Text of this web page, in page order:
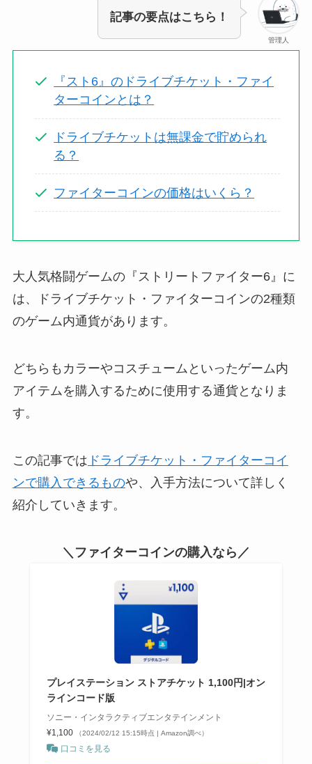
管理人
記事の要点はこちら！
『スト6』のドライブチケット・ファイ
ターコインとは？
ドライブチケットは無課金で貯められ
る？
ファイターコインの価格はいくら？
大人気格闘ゲームの『ストリートファイター6』に
は、ドライブチケット・ファイターコインの2種類
のゲーム内通貨があります。
どちらもカラーやコスチュームといったゲーム内
アイテムを購入するために使用する通貨となりま
す。
この記事では ドライブチケット・ファイターコイ
ンで購入できるものや、入手方法について詳しく
紹介していきます。
＼ファイターコインの購入なら／
プレイステーション ストアチケット 1,100円|オン
ラインコード版
ソニー・インタラクティブエンタテインメント
¥1,100
（2024/02/12 15:15時点 | Amazon調べ）
口コミを見る